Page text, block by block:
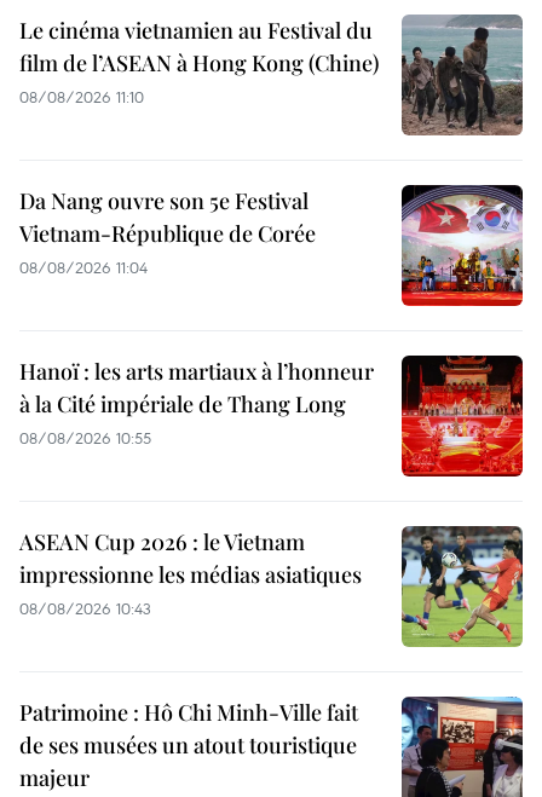
Le cinéma vietnamien au Festival du
film de l’ASEAN à Hong Kong (Chine)
08/08/2026 11:10
Da Nang ouvre son 5e Festival
Vietnam-République de Corée
08/08/2026 11:04
Hanoï : les arts martiaux à l’honneur
à la Cité impériale de Thang Long
08/08/2026 10:55
ASEAN Cup 2026 : le Vietnam
impressionne les médias asiatiques
08/08/2026 10:43
Patrimoine : Hô Chi Minh-Ville fait
de ses musées un atout touristique
majeur